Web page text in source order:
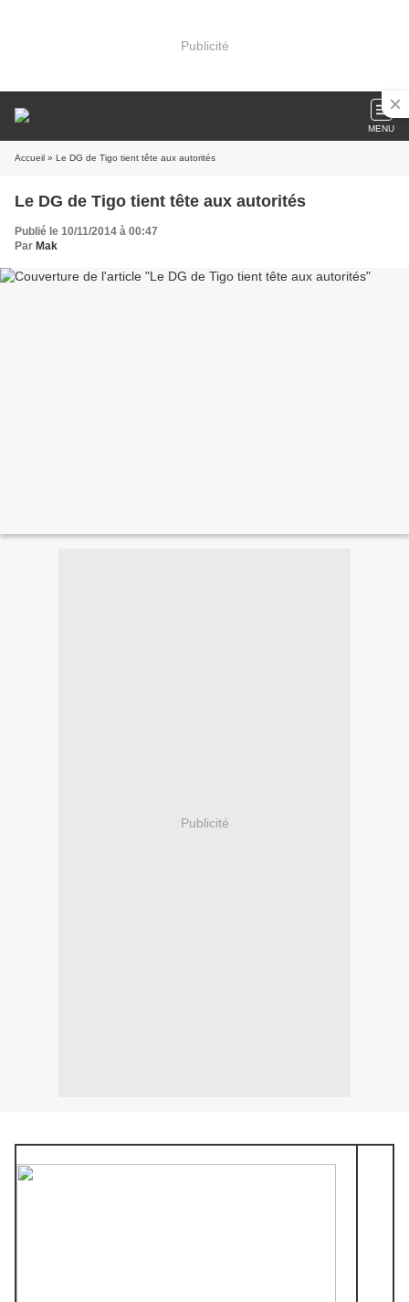
Publicité
MENU
Accueil » Le DG de Tigo tient tête aux autorités
Le DG de Tigo tient tête aux autorités
Publié le 10/11/2014 à 00:47
Par Mak
Publicité